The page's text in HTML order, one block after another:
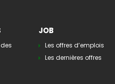
JOB
Les offres d’emplois
Les dernières offres